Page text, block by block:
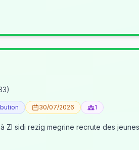
30/07/2026 1
pour occuper le poste d’agent de